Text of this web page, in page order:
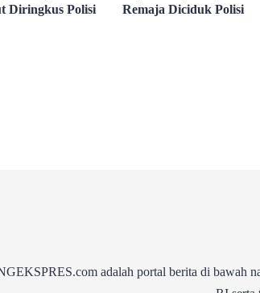
Diringkus Polisi
Remaja Diciduk Polisi
adalah portal berita di bawah